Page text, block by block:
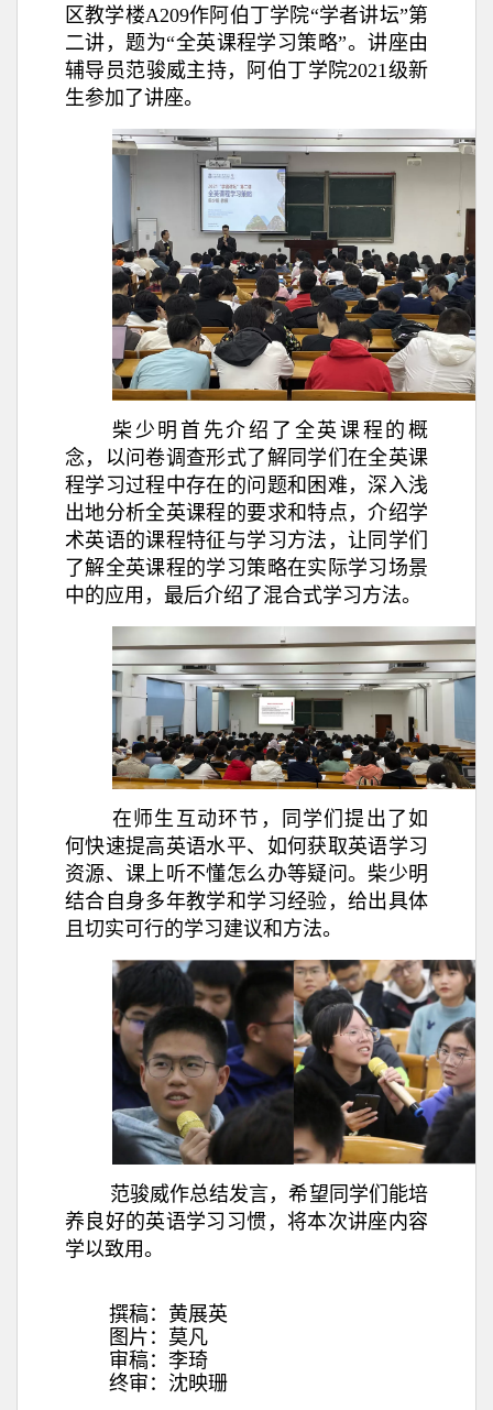
区教学楼A209作阿伯丁学院“学者讲坛”第
二讲，题为“全英课程学习策略”。讲座由
辅导员范骏威主持，阿伯丁学院2021级新
生参加了讲座。
柴少明首先介绍了全英课程的概
念，以问卷调查形式了解同学们在全英课
程学习过程中存在的问题和困难，深入浅
出地分析全英课程的要求和特点，介绍学
术英语的课程特征与学习方法，让同学们
了解全英课程的学习策略在实际学习场景
中的应用，最后介绍了混合式学习方法。
在师生互动环节，同学们提出了如
何快速提高英语水平、如何获取英语学习
资源、课上听不懂怎么办等疑问。柴少明
结合自身多年教学和学习经验，给出具体
且切实可行的学习建议和方法。
范骏威作总结发言，希望同学们能培
养良好的英语学习习惯，将本次讲座内容
学以致用。
撰稿：黄展英
图片：莫凡
审稿：李琦
终审：沈映珊